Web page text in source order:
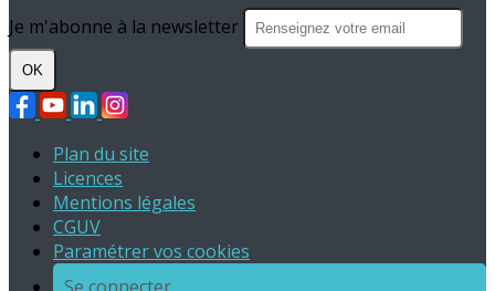
Je m'abonne à la newsletter
OK
Plan du site
Licences
Mentions légales
CGUV
Paramétrer vos cookies